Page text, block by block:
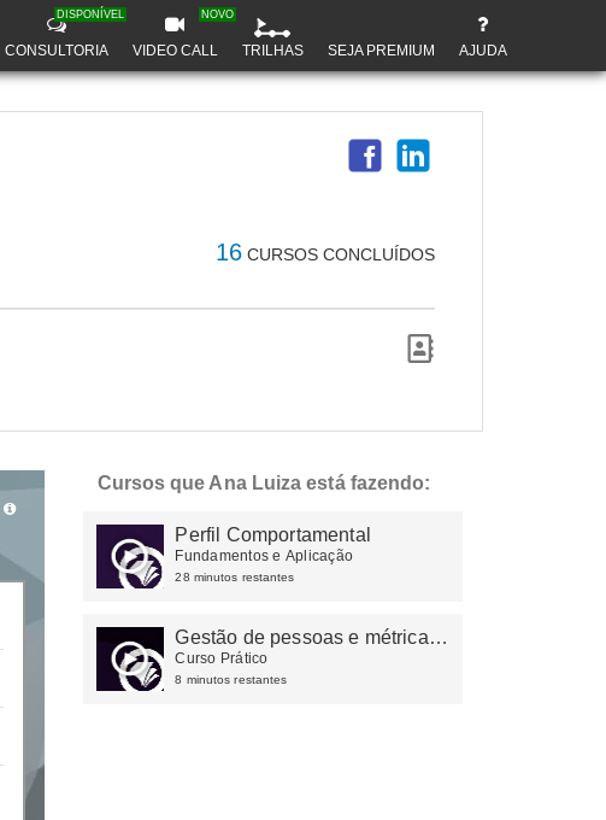
CONSULTORIA
DISPONÍVEL
VIDEO CALL
NOVO
TRILHAS SEJA PREMIUM AJUDA
16 CURSOS CONCLUÍDOS
Cursos que Ana Luiza está fazendo:
Perfil Comportamental
Fundamentos e Aplicação
28 minutos restantes
Gestão de pessoas e métricas
de avaliação de desempenho
Curso Prático
8 minutos restantes